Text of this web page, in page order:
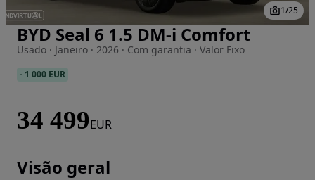
Imagem 1 de 25
1/25
BYD Seal 6 1.5 DM-i Comfort
Usado · Janeiro · 2026 · Com garantia · Valor Fixo
- 1 000 EUR
34 499EUR
Visão geral